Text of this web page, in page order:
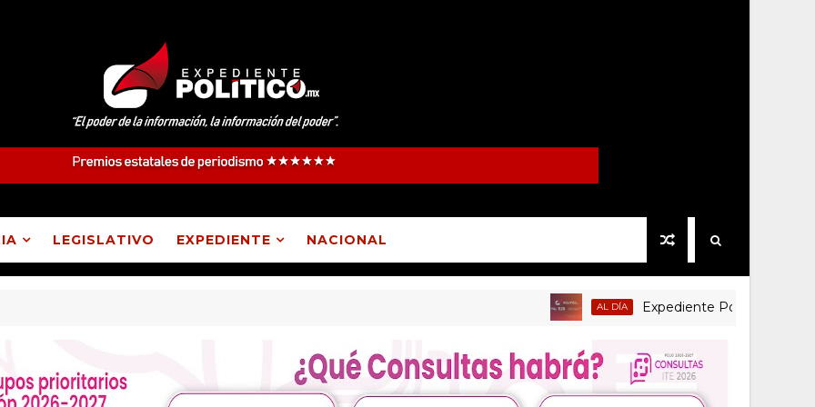
LEGISLATIVO EXPEDIENTE NACIONAL
AL DÍA Expediente Político.Mx no 1126